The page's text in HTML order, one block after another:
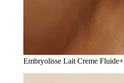
Embryolisse Lait Creme Fluide+